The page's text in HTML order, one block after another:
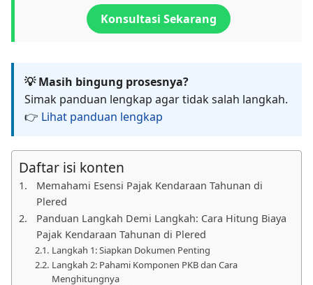
Konsultasi Sekarang
💡 Masih bingung prosesnya?
Simak panduan lengkap agar tidak salah langkah.
👉 Lihat panduan lengkap
Daftar isi konten
Memahami Esensi Pajak Kendaraan Tahunan di
Plered
Panduan Langkah Demi Langkah: Cara Hitung Biaya
Pajak Kendaraan Tahunan di Plered
Langkah 1: Siapkan Dokumen Penting
Langkah 2: Pahami Komponen PKB dan Cara
Menghitungnya